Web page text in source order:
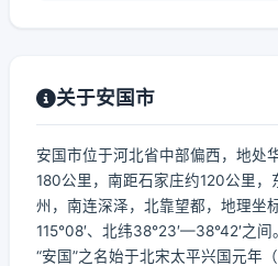
关于安国市
安国市位于河北省中部偏西，地处
180公里，南距石家庄约120公里
州，南连深泽，北靠望都，地理坐
115°08′、北纬38°23′—38°42′之间。
“安国”之名始于北宋太平兴国元年